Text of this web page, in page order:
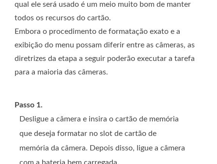
qual ele será usado é um meio muito bom de manter
todos os recursos do cartão.
Embora o procedimento de formatação exato e a
exibição do menu possam diferir entre as câmeras, as
diretrizes da etapa a seguir poderão executar a tarefa
para a maioria das câmeras.
Passo 1.
Desligue a câmera e insira o cartão de memória
que deseja formatar no slot de cartão de
memória da câmera. Depois disso, ligue a câmera
com a bateria bem carregada.